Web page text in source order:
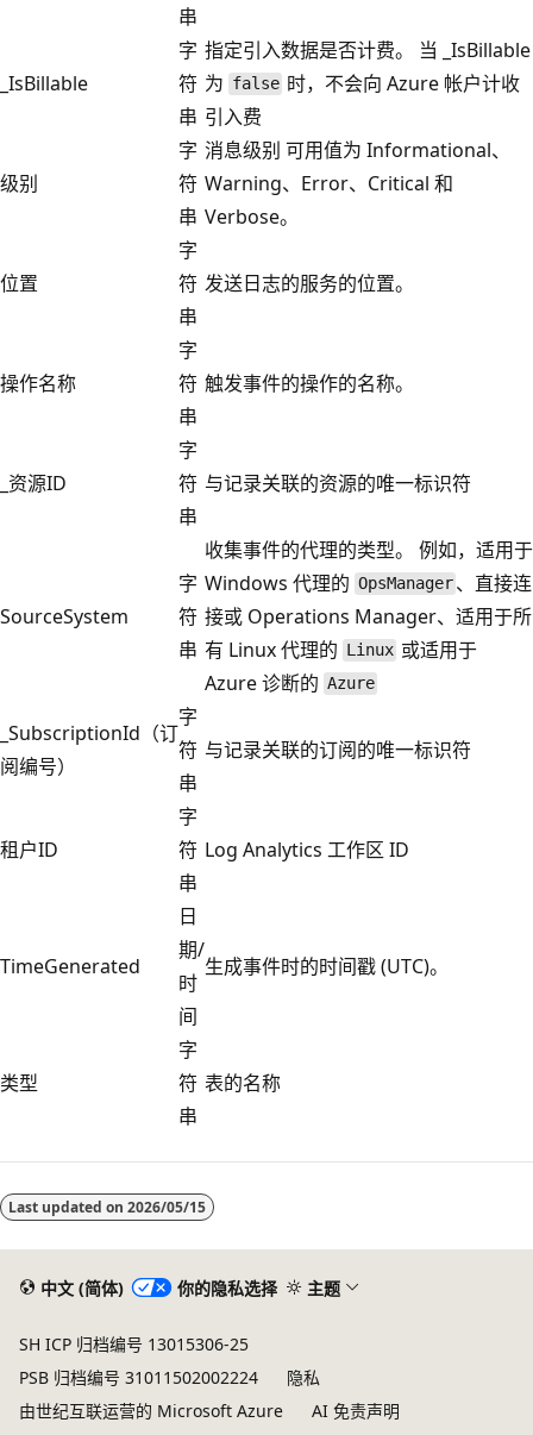
串
_IsBillable
字
符
串
指定引入数据是否计费。 当 _IsBillable
为 false 时，不会向 Azure 帐户计收
引入费
级别
字
符
串
消息级别 可用值为 Informational、
Warning、Error、Critical 和
Verbose。
位置
字
符
串
发送日志的服务的位置。
操作名称
字
符
串
触发事件的操作的名称。
_资源ID
字
符
串
与记录关联的资源的唯一标识符
SourceSystem
字
符
串
收集事件的代理的类型。 例如，适用于
Windows 代理的 OpsManager 、直接连
接或 Operations Manager、适用于所
有 Linux 代理的 Linux 或适用于
Azure 诊断的 Azure
_SubscriptionId（订
阅编号）
字
符
串
与记录关联的订阅的唯一标识符
租户ID
字
符
串
Log Analytics 工作区 ID
TimeGenerated
日
期/
时
间
生成事件时的时间戳 (UTC)。
类型
字
符
串
表的名称
模
式
Last updated on 2026/05/15
中文 (简体) 你的隐私选择 主题
SH ICP 归档编号 13015306-25
PSB 归档编号 31011502002224
隐私
由世纪互联运营的 Microsoft Azure
AI 免责声明